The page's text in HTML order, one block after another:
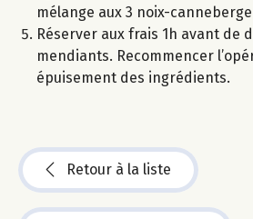
mélange aux 3 noix-canneberge
Réserver aux frais 1h avant de
mendiants. Recommencer
épuisement des ingrédients.
Retour à la liste